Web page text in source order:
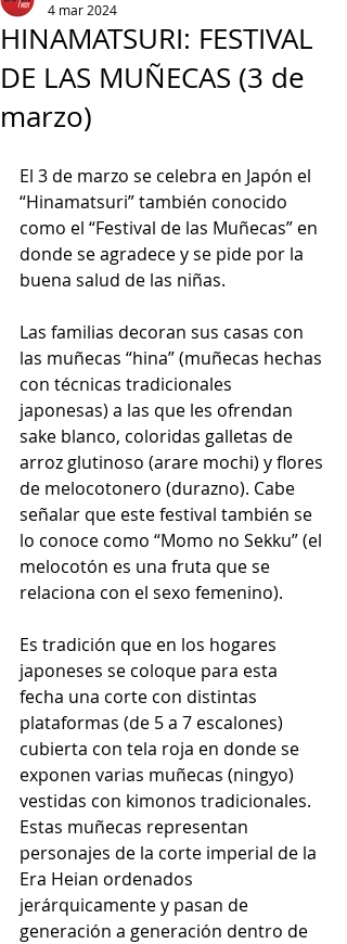
HINAMATSURI: FESTIVAL
DE LAS MUÑECAS (3 de
marzo)
4 mar 2024
El 3 de marzo se celebra en Japón el
“Hinamatsuri” también conocido
como el “Festival de las Muñecas” en
donde se agradece y se pide por la
buena salud de las niñas.
Las familias decoran sus casas con
las muñecas “hina” (muñecas hechas
con técnicas tradicionales
japonesas) a las que les ofrendan
sake blanco, coloridas galletas de
arroz glutinoso (arare mochi) y flores
de melocotonero (durazno). Cabe
señalar que este festival también se
lo conoce como “Momo no Sekku” (el
melocotón es una fruta que se
relaciona con el sexo femenino).
Es tradición que en los hogares
japoneses se coloque para esta
fecha una corte con distintas
plataformas (de 5 a 7 escalones)
cubierta con tela roja en donde se
exponen varias muñecas (ningyo)
vestidas con kimonos tradicionales.
Estas muñecas representan
personajes de la corte imperial de la
Era Heian ordenados
jerárquicamente y pasan de
generación a generación dentro de